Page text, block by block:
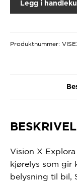
Legg i
Produktnummer:
Vision X
kjørelys som gir
belysning til bil,